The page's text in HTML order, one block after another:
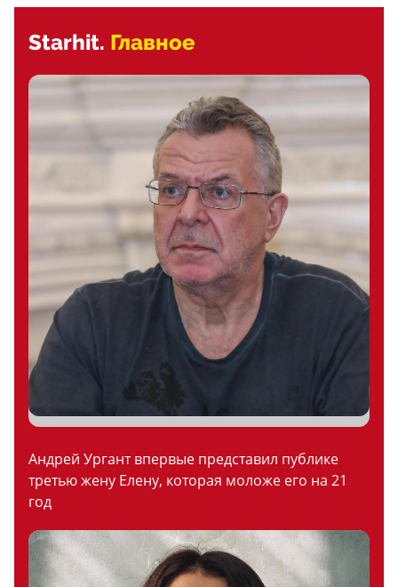
Starhit. Главное
Андрей Ургант впервые представил публике
третью жену Елену, которая моложе его на 21
год